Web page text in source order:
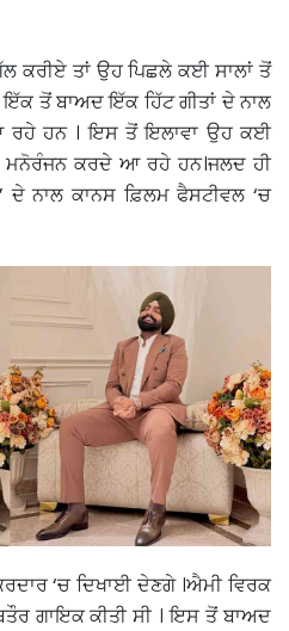
ਕਰੀਏ ਤਾਂ ਉਹ ਪਿਛਲੇ ਕਈ ਸਾਲਾਂ ਤੋਂ
ਤੋਂ ਬਾਅਦ ਇੱਕ ਹਿੱਟ ਗੀਤਾਂ ਦੇ ਨਾਲ
ਹਨ । ਇਸ ਤੋਂ ਇਲਾਵਾ ਉਹ ਕਈ
ਮਨੋਰੰਜਨ ਕਰਦੇ ਆ ਰਹੇ ਹਨ।ਜਲਦ ਹੀ
ਦੇ ਨਾਲ ਕਾਨਸ ਫ਼ਿਲਮ ਫੈਸਟੀਵਲ ‘ਚ
‘ਚ ਦਿਖਾਈ ਦੇਣਗੇ ।ਐਮੀ ਵਿਰਕ
ਗਾਇਕ ਕੀਤੀ ਸੀ । ਇਸ ਤੋਂ ਬਾਅਦ